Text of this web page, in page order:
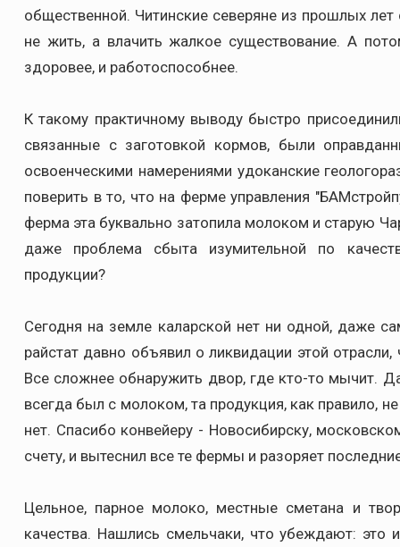
общественной. Читинские северяне из прошлых
не жить, а влачить жалкое существование. А
здоровее, и работоспособнее.
К такому практичному выводу быстро
связанные с заготовкой кормов, были
освоенческими намерениями удоканские
поверить в то, что на ферме управления
ферма эта буквально затопила молоком и старую
даже проблема сбыта изумительной по
продукции?
Сегодня на земле каларской нет ни одной, даже
райстат давно объявил о ликвидации этой
Все сложнее обнаружить двор, где кто-то мычит.
всегда был с молоком, та продукция, как правило,
нет. Спасибо конвейеру - Новосибирску,
счету, и вытеснил все те фермы и разоряет
Цельное, парное молоко, местные сметана и
качества. Нашлись смельчаки, что убеждают: это